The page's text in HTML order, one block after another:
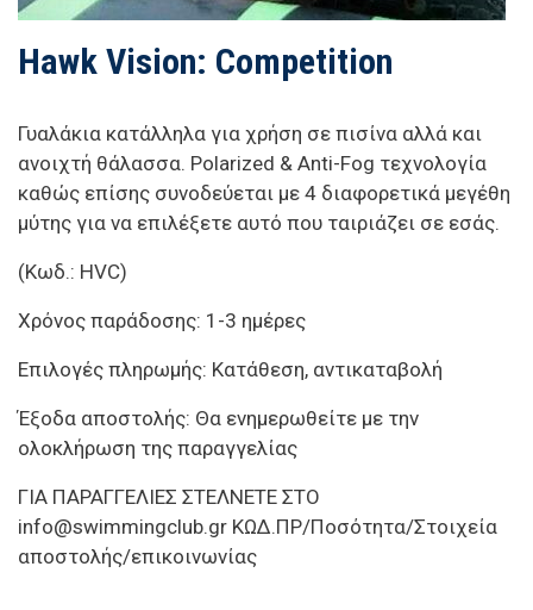
Hawk Vision: Competition
Γυαλάκια κατάλληλα για χρήση σε πισίνα αλλά και
ανοιχτή θάλασσα. Polarized & Anti-Fog τεχνολογία
καθώς επίσης συνοδεύεται με 4 διαφορετικά μεγέθη
μύτης για να επιλέξετε αυτό που ταιριάζει σε εσάς.
(Κωδ.: HVC)
Χρόνος παράδοσης: 1-3 ημέρες
Επιλογές πληρωμής: Κατάθεση, αντικαταβολή
Έξοδα αποστολής: Θα ενημερωθείτε με την
ολοκλήρωση της παραγγελίας
ΓΙΑ ΠΑΡΑΓΓΕΛΙΕΣ ΣΤΕΛΝΕΤΕ ΣΤΟ
info@swimmingclub.gr ΚΩΔ.ΠΡ/Ποσότητα/Στοιχεία
αποστολής/επικοινωνίας